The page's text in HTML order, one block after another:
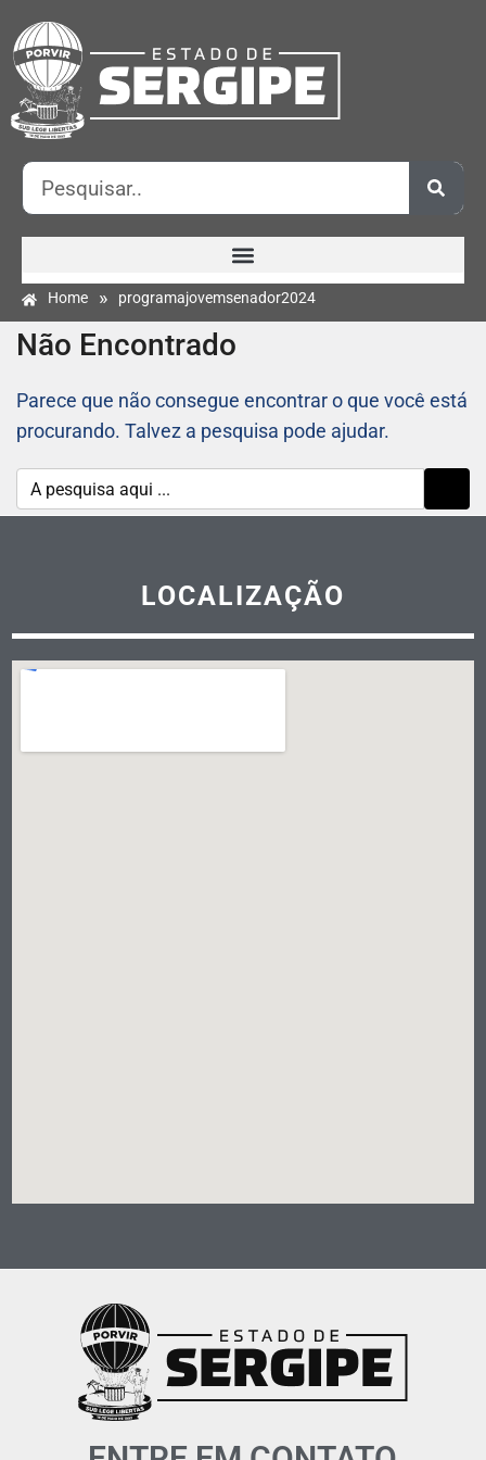
Home » programajovemsenador2024
Não Encontrado
Parece que não consegue encontrar o que você está
procurando. Talvez a pesquisa pode ajudar.
LOCALIZAÇÃO